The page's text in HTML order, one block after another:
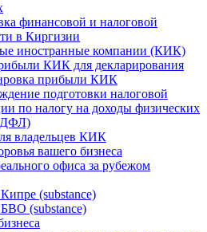
финансовой и налоговой
в Киргизии
иностранные компании (КИК)
КИК для декларирования
прибыли КИК
подготовки налоговой
по налогу на доходы физических
владельцев КИК
вашего бизнеса
офиса за рубежом
(substance)
(substance)